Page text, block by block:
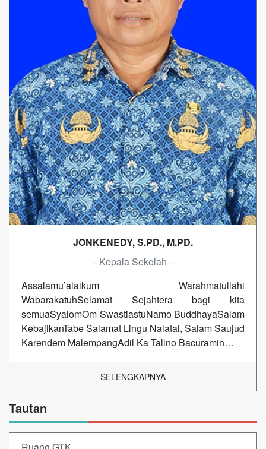
JONKENEDY, S.PD., M.PD.
- Kepala Sekolah -
Assalamu’alaikum Warahmatullahi
WabarakatuhSelamat Sejahtera bagi kita
semuaSyalomOm SwastiastuNamo BuddhayaSalam
KebajikanTabe Salamat Lingu Nalatai, Salam Saujud
Karendem MalempangAdil Ka Talino Bacuramin…
SELENGKAPNYA
Tautan